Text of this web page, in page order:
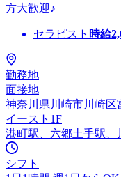
方大歓迎♪
セラピスト 時給
勤務地
面接地
神奈川県川崎市川崎区
イースト1F
港町駅、六郷土手駅、
シフト